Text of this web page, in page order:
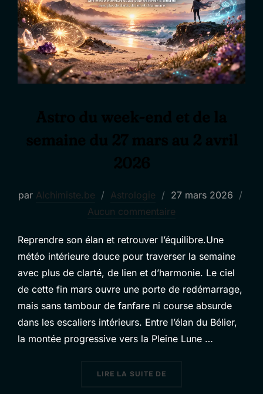
par Alchimiste.be Astrologie
Publié
le
27 mars 2026
Aucun commentaire
Reprendre son élan et retrouver l’équilibre.Une
météo intérieure douce pour traverser la semaine
avec plus de clarté, de lien et d’harmonie. Le ciel
de cette fin mars ouvre une porte de redémarrage,
mais sans tambour de fanfare ni course absurde
dans les escaliers intérieurs. Entre l’élan du Bélier,
la montée progressive vers la Pleine Lune …
LIRE LA SUITE DE